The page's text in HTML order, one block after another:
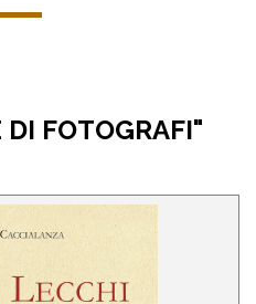
DI FOTOGRAFI"